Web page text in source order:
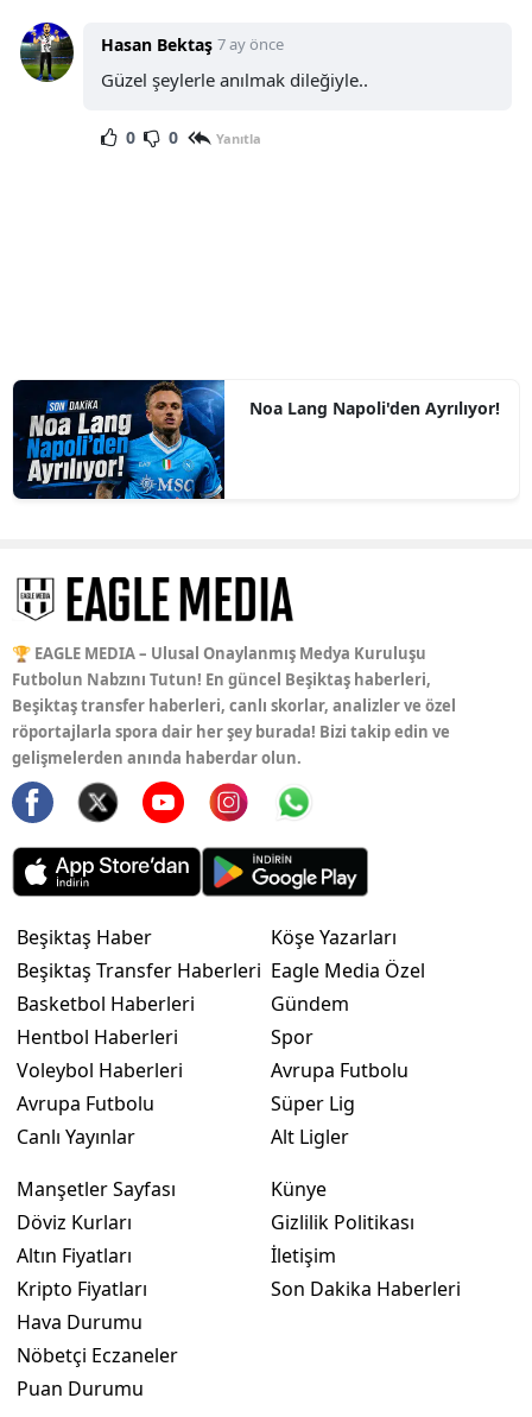
Hasan Bektaş 7 ay önce
Güzel şeylerle anılmak dileğiyle..
0 0 Yanıtla
Noa Lang Napoli'den Ayrılıyor!
🏆 EAGLE MEDIA – Ulusal Onaylanmış Medya Kuruluşu
Futbolun Nabzını Tutun! En güncel Beşiktaş haberleri,
Beşiktaş transfer haberleri, canlı skorlar, analizler ve özel
röportajlarla spora dair her şey burada! Bizi takip edin ve
gelişmelerden anında haberdar olun.
Beşiktaş Haber
Beşiktaş Transfer Haberleri
Basketbol Haberleri
Hentbol Haberleri
Voleybol Haberleri
Avrupa Futbolu
Canlı Yayınlar
Köşe Yazarları
Eagle Media Özel
Gündem
Spor
Avrupa Futbolu
Süper Lig
Alt Ligler
Manşetler Sayfası
Döviz Kurları
Altın Fiyatları
Kripto Fiyatları
Hava Durumu
Nöbetçi Eczaneler
Puan Durumu
Künye
Gizlilik Politikası
İletişim
Son Dakika Haberleri